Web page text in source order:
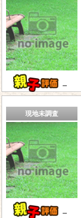
－
現地未調査
－